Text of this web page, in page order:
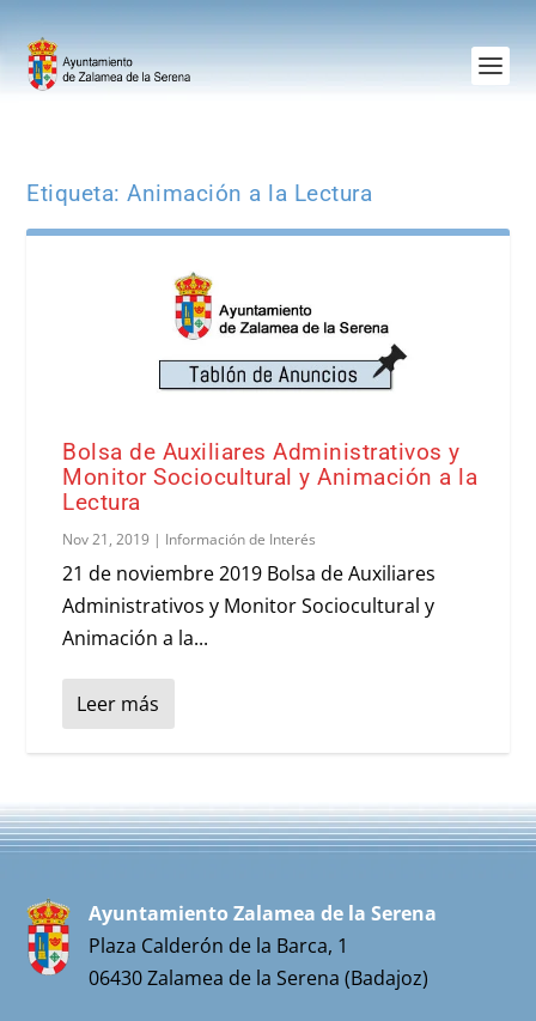
Etiqueta:Animación a la Lectura
Bolsa de Auxiliares Administrativos y
Monitor Sociocultural y Animación a la
Lectura
Nov 21, 2019 | Información de Interés
21 de noviembre 2019 Bolsa de Auxiliares
Administrativos y Monitor Sociocultural y
Animación a la...
Leer más
Ayuntamiento Zalamea de la Serena
Plaza Calderón de la Barca, 1
06430 Zalamea de la Serena (Badajoz)